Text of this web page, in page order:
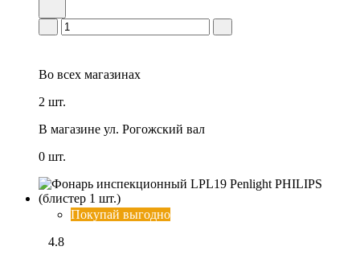
Во всех магазинах
2 шт.
В магазине ул. Рогожский вал
0 шт.
Покупай выгодно
4.8